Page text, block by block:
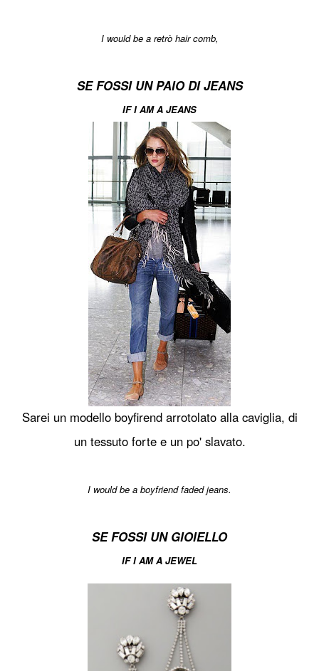
I would be a retrò hair comb,
SE FOSSI UN PAIO DI JEANS
IF I AM A JEANS
Sarei un modello boyfirend arrotolato alla caviglia, di
un tessuto forte e un po' slavato.
I would be a boyfriend faded jeans.
SE FOSSI UN GIOIELLO
IF I AM A JEWEL